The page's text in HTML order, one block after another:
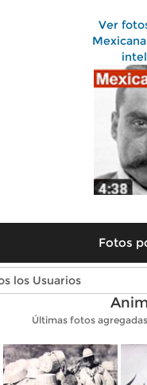
Ver
Fotos
Fotos antiguas
Últimas fotos